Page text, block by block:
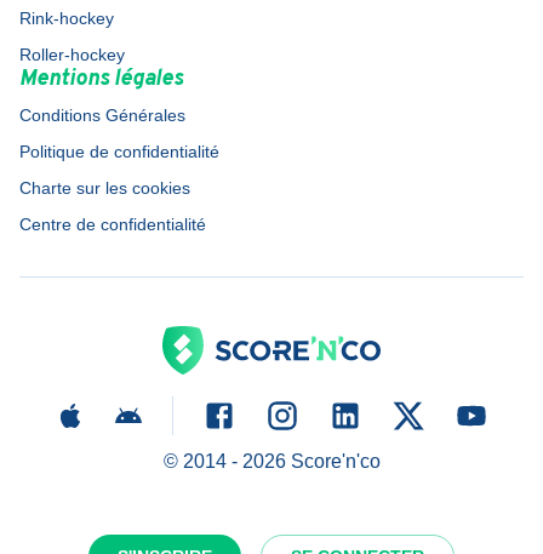
Rink-hockey
Roller-hockey
Mentions légales
Conditions Générales
Politique de confidentialité
Charte sur les cookies
Centre de confidentialité
© 2014 - 2026Score'n'co